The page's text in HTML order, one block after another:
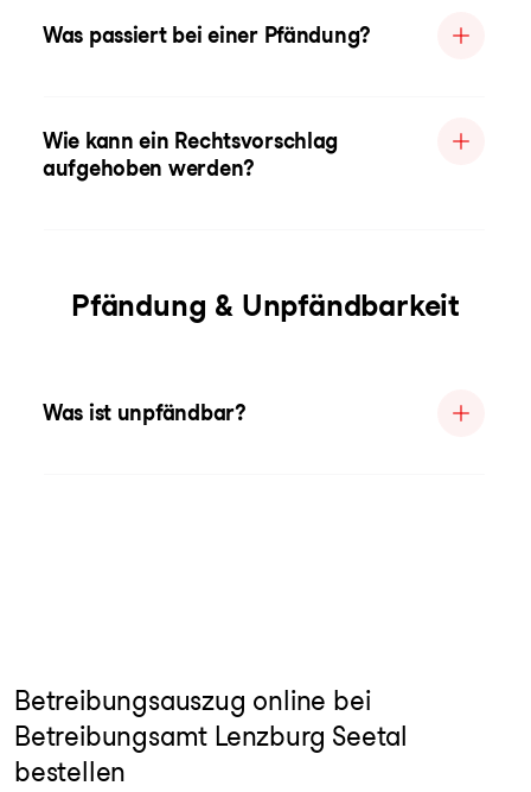
Was passiert bei einer Pfändung?
Wie kann ein Rechtsvorschlag
aufgehoben werden?
Pfändung & Unpfändbarkeit
Was ist unpfändbar?
Betreibungsauszug online bei
Betreibungsamt Lenzburg Seetal
bestellen